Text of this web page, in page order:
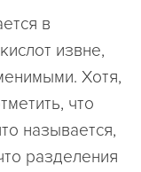
в
извне,
Хотя,
что
называется,
разделения